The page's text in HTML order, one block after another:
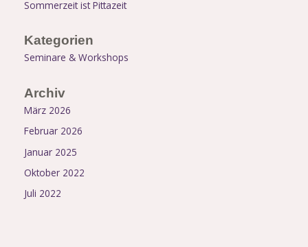
Sommerzeit ist Pittazeit
Kategorien
Seminare & Workshops
Archiv
März 2026
Februar 2026
Januar 2025
Oktober 2022
Juli 2022